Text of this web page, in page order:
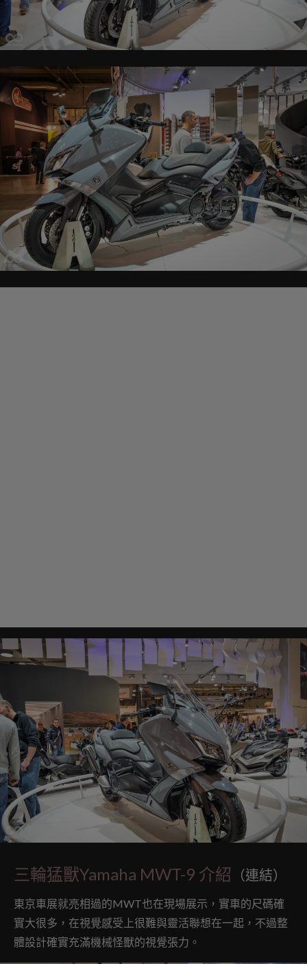
三輪猛獸Yamaha MWT-9 介紹 （連結）
東京車展就亮相過的MWT也在現場展示，實車的尺碼確
實大很多，在視覺感受上很難與靈活聯想在一起，不過整
體設計確實充滿機械怪獸的視覺張力。